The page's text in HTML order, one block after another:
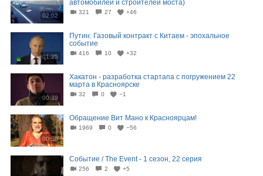
02:02
автомобилей и строителей моста)
321 27 +46
01:25
Путин: Газовый контракт с Китаем - эпохальное
событие
416 10 +32
00:39
Хакатон - разработка стартапа с погружением 22
марта в Красноярске
32 0 −1
00:50
Обращение Вит Мано к Красноярцам!
1969 0 −56
Событие / The Event - 1 сезон, 22 серия
256 2 +5